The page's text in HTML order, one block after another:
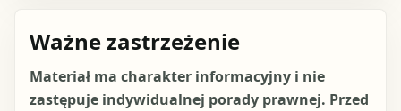
Ważne zastrzeżenie
Materiał ma charakter informacyjny i nie
zastępuje indywidualnej porady prawnej. Przed